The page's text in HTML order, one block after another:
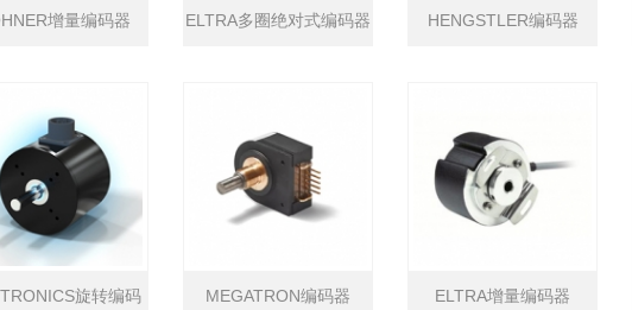
增量编码器 ELTRA多圈绝对式编码器 HENGSTLER编码器
旋转编码 MEGATRON编码器 ELTRA增量编码器